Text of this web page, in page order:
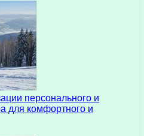
персонального и
для комфортного и